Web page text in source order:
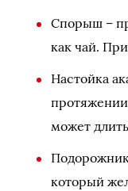
Спорыш –
как чай.
Настойка
может
который